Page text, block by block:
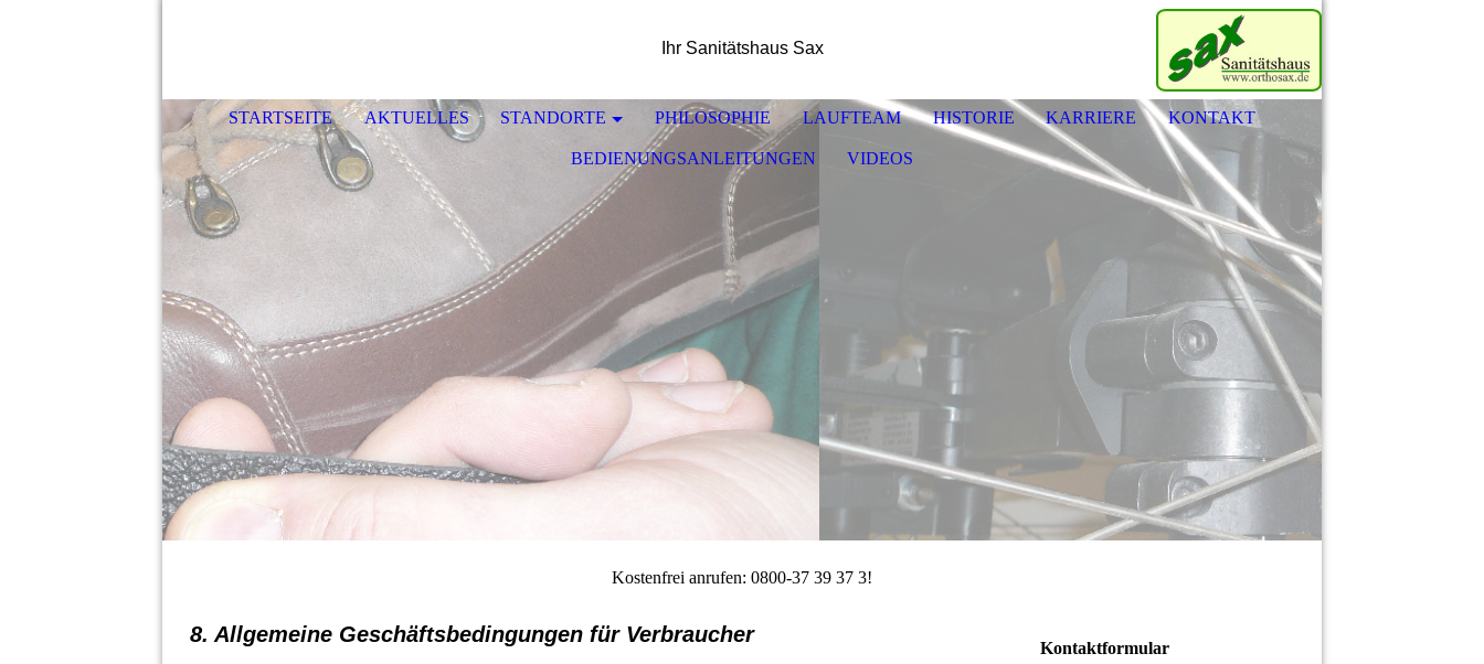
Ihr Sanitätshaus Sax
STARTSEITE AKTUELLES STANDORTE PHILOSOPHIE LAUFTEAM HISTORIE KARRIERE KONTAKT
BEDIENUNGSANLEITUNGEN VIDEOS
Kostenfrei anrufen: 0800-37 39 37 3!
8. Allgemeine Geschäftsbedingungen für Verbraucher
Kontaktformular